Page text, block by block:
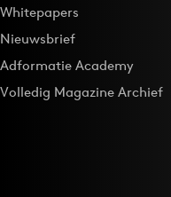
Whitepapers
Nieuwsbrief
Adformatie Academy
Volledig Magazine Archief